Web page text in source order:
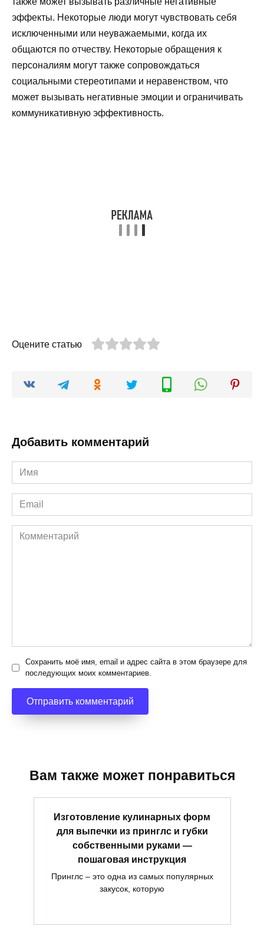
эффекты. Некоторые люди могут чувствовать себя
исключенными или неуважаемыми, когда их
общаются по отчеству. Некоторые обращения к
персоналиям могут также сопровождаться
социальными стереотипами и неравенством, что
может вызывать негативные эмоции и ограничивать
коммуникативную эффективность.
Оцените статью
Добавить комментарий
Имя
*
Email
*
Комментарий
Сохранить моё имя, email и адрес сайта в этом браузере для
последующих моих комментариев.
Вам также может понравиться
Изготовление кулинарных форм
для выпечки из принглс и губки
собственными руками —
пошаговая инструкция
Принглс – это одна из самых популярных
закусок, которую